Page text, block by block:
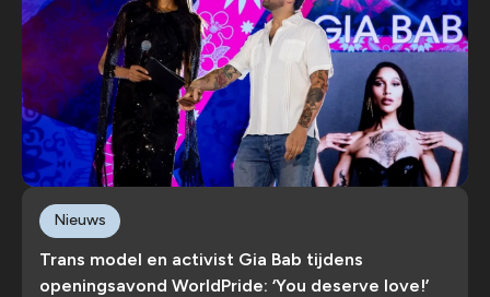
Trans model en activist Gia Bab tijdens
openingsavond WorldPride: ‘You deserve love!’
Nieuws